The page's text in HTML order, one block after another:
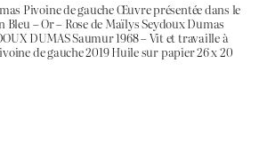
Pivoine de gauche Œuvre présentée dans le
Bleu – Or – Rose de Maïlys Seydoux Dumas
DUMAS Saumur 1968 – Vit et travaille à
de gauche 2019 Huile sur papier 26 x 20